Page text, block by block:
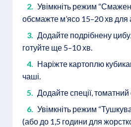
Увімкніть режим
обсмажте м’ясо 15–20 хв для
Додайте подрібнену
готуйте ще 5–10 хв.
Наріжте картоплю
чаші.
Додайте спеції, томатний
Увімкніть режим
(або до 1,5 години для